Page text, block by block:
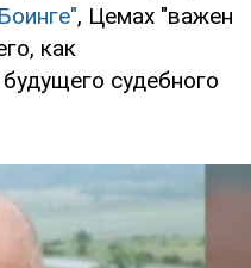
, Цемах "важен
как
судебного